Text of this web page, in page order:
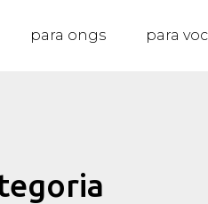
para ongs para